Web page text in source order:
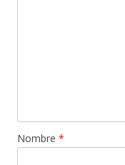
Nombre *